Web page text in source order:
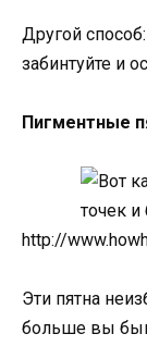
Другой
забинтуйте и
Пигментные
http://
Эти пятна
больше вы